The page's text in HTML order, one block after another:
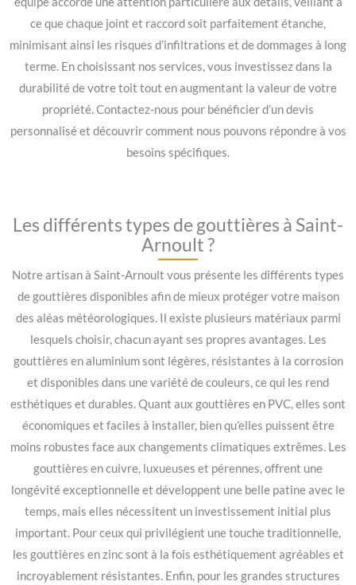
ce que chaque joint et raccord soit parfaitement étanche,
minimisant ainsi les risques d’infiltrations et de dommages à long
terme. En choisissant nos services, vous investissez dans la
durabilité de votre toit tout en augmentant la valeur de votre
propriété. Contactez-nous pour bénéficier d’un devis
personnalisé et découvrir comment nous pouvons répondre à vos
besoins spécifiques.
Les différents types de gouttières à Saint-
Arnoult ?
Notre artisan à Saint-Arnoult vous présente les différents types
de gouttières disponibles afin de mieux protéger votre maison
des aléas météorologiques. Il existe plusieurs matériaux parmi
lesquels choisir, chacun ayant ses propres avantages. Les
gouttières en aluminium sont légères, résistantes à la corrosion
et disponibles dans une variété de couleurs, ce qui les rend
esthétiques et durables. Quant aux gouttières en PVC, elles sont
économiques et faciles à installer, bien qu’elles puissent être
moins robustes face aux changements climatiques extrêmes. Les
gouttières en cuivre, luxueuses et pérennes, offrent une
longévité exceptionnelle et développent une belle patine avec le
temps, mais elles nécessitent un investissement initial plus
important. Pour ceux qui privilégient une touche traditionnelle,
les gouttières en zinc sont à la fois esthétiquement agréables et
incroyablement résistantes. Enfin, pour les grandes structures